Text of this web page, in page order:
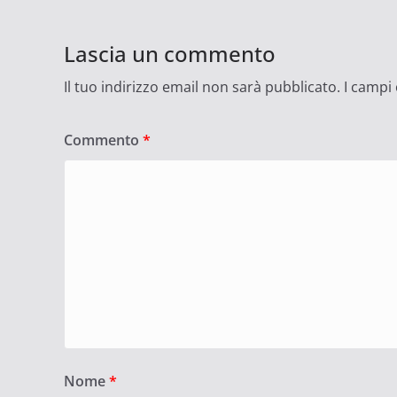
Lascia un commento
Il tuo indirizzo email non sarà pubblicato. I
Commento *
Nome*